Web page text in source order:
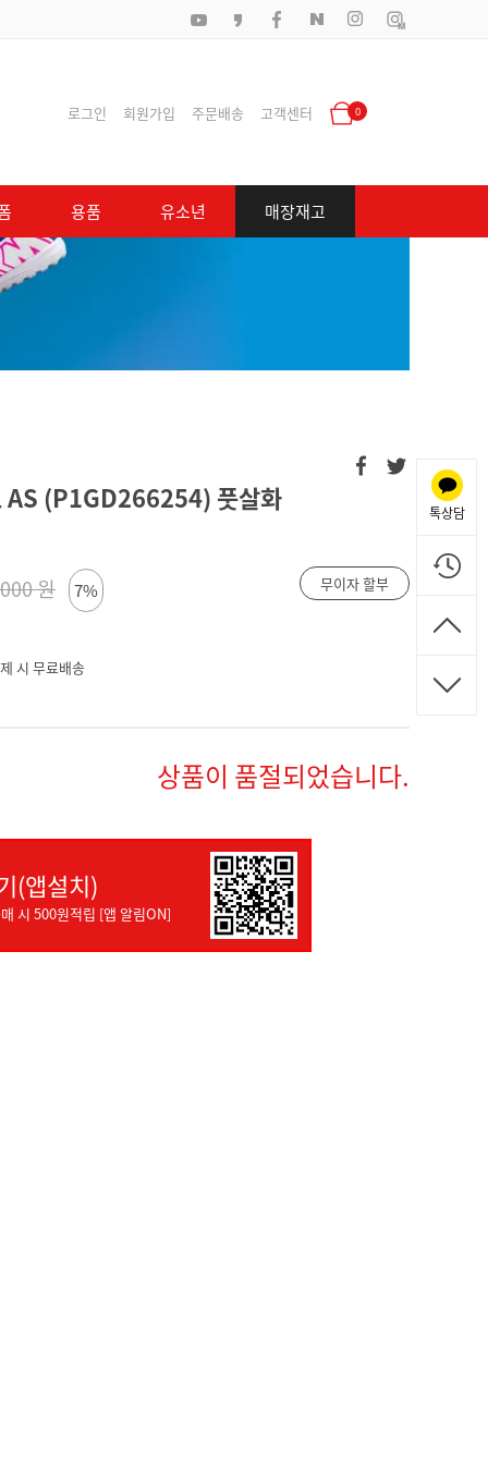
로그인 회원가입 주문배송 고객센터 0
용품 유소년 매장재고
AS (P1GD266254) 풋살화
원 7% 무이자 할부
시 무료배송
상품이 품절되었습니다.
(앱설치)
시 500원적립 [앱 알림ON]
톡상담